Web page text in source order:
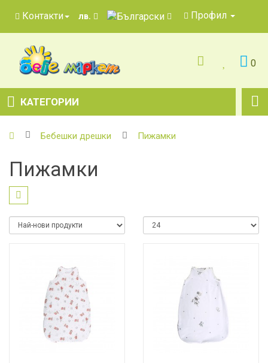
Контакти лв. Профил
0
КАТЕГОРИИ
Бебешки дрешки Пижамки
Пижамки